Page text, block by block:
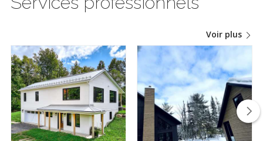
Voir plus